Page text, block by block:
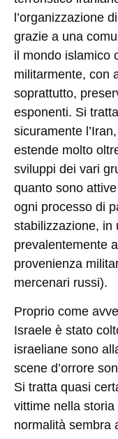
l’organizzazione
grazie a una
il mondo islamico
militarmente, con
soprattutto,
esponenti. Si
sicuramente
estende molto
sviluppi dei vari
quanto sono
ogni processo di
stabilizzazione, in
prevalentemente
provenienza
mercenari russi).
Proprio come
Israele è stato
israeliane sono
scene d’orrore
Si tratta quasi
vittime nella
normalità sembra